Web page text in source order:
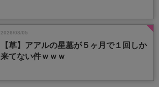
2026/08/05
【草】アアルの星墓が５ヶ月で１回しか
来てない件ｗｗｗ